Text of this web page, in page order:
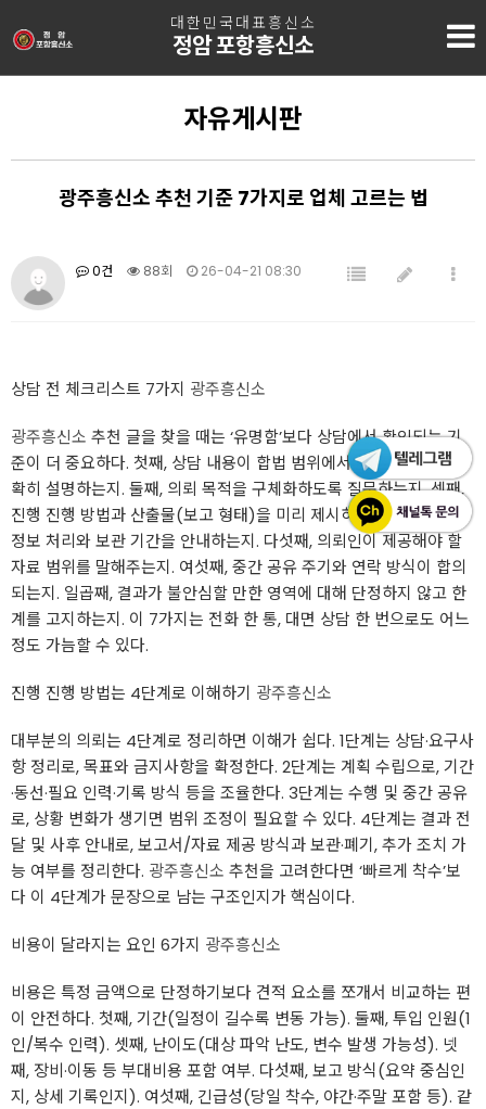
대한민국대표흥신소
정암 포항흥신소
자유게시판
광주흥신소 추천 기준 7가지로 업체 고르는 법
0건 88회 26-04-21 08:30
상담 전 체크리스트 7가지 광주흥신소
광주흥신소 추천 글을 찾을 때는 ‘유명함’보다 상담에서 확인되는 기
준이 더 중요하다. 첫째, 상담 내용이 합법 범위에서 이용 가능한지 명
확히 설명하는지. 둘째, 의뢰 목적을 구체화하도록 질문하는지. 셋째,
진행 진행 방법과 산출물(보고 형태)을 미리 제시하는지. 넷째, 개인
정보 처리와 보관 기간을 안내하는지. 다섯째, 의뢰인이 제공해야 할
자료 범위를 말해주는지. 여섯째, 중간 공유 주기와 연락 방식이 합의
되는지. 일곱째, 결과가 불안심할 만한 영역에 대해 단정하지 않고 한
계를 고지하는지. 이 7가지는 전화 한 통, 대면 상담 한 번으로도 어느
정도 가늠할 수 있다.
진행 진행 방법는 4단계로 이해하기 광주흥신소
대부분의 의뢰는 4단계로 정리하면 이해가 쉽다. 1단계는 상담·요구사
항 정리로, 목표와 금지사항을 확정한다. 2단계는 계획 수립으로, 기간
·동선·필요 인력·기록 방식 등을 조율한다. 3단계는 수행 및 중간 공유
로, 상황 변화가 생기면 범위 조정이 필요할 수 있다. 4단계는 결과 전
달 및 사후 안내로, 보고서/자료 제공 방식과 보관·폐기, 추가 조치 가
능 여부를 정리한다. 광주흥신소 추천을 고려한다면 ‘빠르게 착수’보
다 이 4단계가 문장으로 남는 구조인지가 핵심이다.
비용이 달라지는 요인 6가지 광주흥신소
비용은 특정 금액으로 단정하기보다 견적 요소를 쪼개서 비교하는 편
이 안전하다. 첫째, 기간(일정이 길수록 변동 가능). 둘째, 투입 인원(1
인/복수 인력). 셋째, 난이도(대상 파악 난도, 변수 발생 가능성). 넷
째, 장비·이동 등 부대비용 포함 여부. 다섯째, 보고 방식(요약 중심인
지, 상세 기록인지). 여섯째, 긴급성(당일 착수, 야간·주말 포함 등). 같